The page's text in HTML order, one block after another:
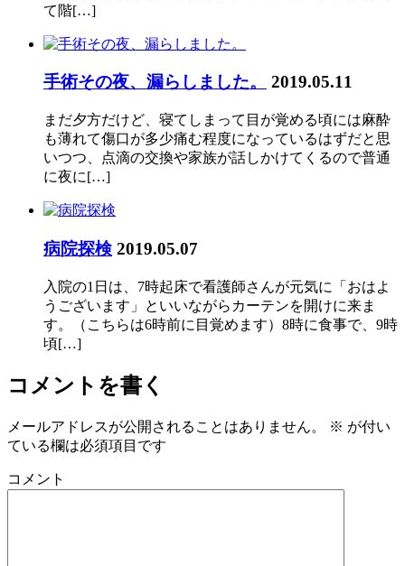
て階[…]
手術その夜、漏らしました。 2019.05.11
まだ夕方だけど、寝てしまって目が覚める頃には麻酔
も薄れて傷口が多少痛む程度になっているはずだと思
いつつ、点滴の交換や家族が話しかけてくるので普通
に夜に[…]
病院探検 2019.05.07
入院の1日は、7時起床で看護師さんが元気に「おはよ
うございます」といいながらカーテンを開けに来ま
す。（こちらは6時前に目覚めます）8時に食事で、9時
頃[…]
コメントを書く
メールアドレスが公開されることはありません。 ※ が付い
ている欄は必須項目です
コメント